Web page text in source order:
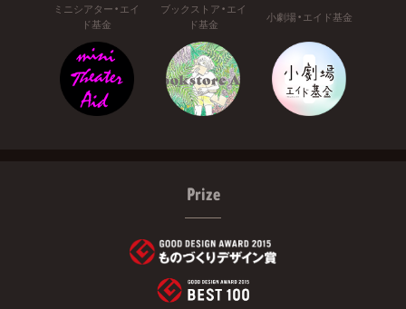
ミニシアター・エイ
ド基金
ブックストア・エイ
ド基金
小劇場・エイド基金
Prize